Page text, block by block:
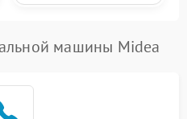
машины Midea